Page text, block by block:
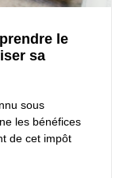
le
sa
sous
les bénéfices
de cet impôt